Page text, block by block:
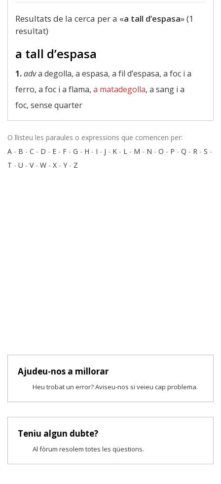
Resultats de la cerca per a «a tall d’espasa» (1
resultat)
a tall d’espasa
1.adva degolla, a espasa, a fil d’espasa, a foc i a
ferro, a foc i a flama, a matadegolla, a sang i a
foc, sense quarter
O llisteu les paraules o expressions que comencen per:
A - B - C - D - E - F - G - H - I - J - K - L - M - N - O - P - Q - R - S -
T - U - V- W - X - Y - Z
Ajudeu-nos a millorar
Heu trobat un error? Aviseu-nos si veieu cap problema.
Teniu algun dubte?
Al fòrum resolem totes les qüestions.